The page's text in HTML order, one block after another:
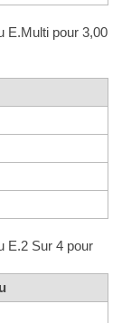
E.Multi pour 3,00
E.2 Sur 4 pour